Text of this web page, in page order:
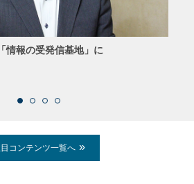
情報の受発信基地」に
コンテンツ一覧へ